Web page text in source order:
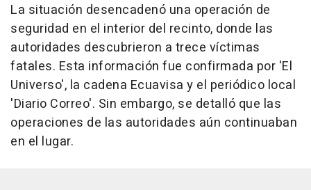
La situación desencadenó una operación de
seguridad en el interior del recinto, donde las
autoridades descubrieron a trece víctimas
fatales. Esta información fue confirmada por 'El
Universo', la cadena Ecuavisa y el periódico local
'Diario Correo'. Sin embargo, se detalló que las
operaciones de las autoridades aún continuaban
en el lugar.